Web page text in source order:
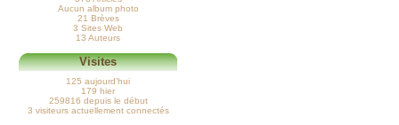
Aucun album photo
21 Brèves
3 Sites Web
13 Auteurs
Visites
125 aujourd’hui
179 hier
259816 depuis le début
3 visiteurs actuellement connectés